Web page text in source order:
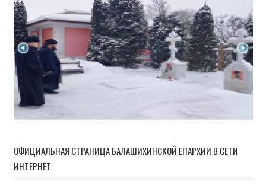
ОФИЦИАЛЬНАЯ СТРАНИЦА БАЛАШИХИНСКОЙ ЕПАРХИИ В СЕТИ
ИНТЕРНЕТ